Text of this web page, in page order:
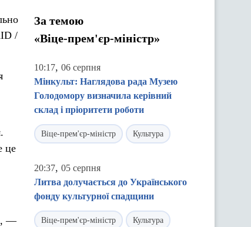
/
це
—
За темою
«Віце-прем'єр-міністр»
10:17, 06 серпня
Мінкульт: Наглядова рада Музею
Голодомору визначила керівний
склад і пріоритети роботи
Віце-прем'єр-міністр Культура
20:37, 05 серпня
Литва долучається до Українського
фонду культурної спадщини
Віце-прем'єр-міністр Культура